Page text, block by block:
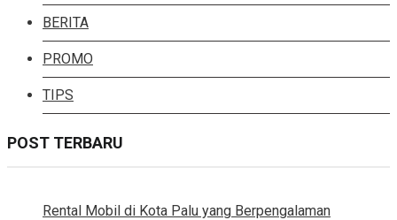
BERITA
PROMO
TIPS
POST TERBARU
Rental Mobil di Kota Palu yang Berpengalaman